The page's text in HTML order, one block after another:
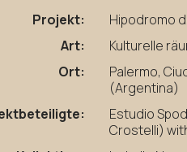
Step Light
Pollerleuchte
Wandleuchte
Projekt:
Hipodromo
Art:
Kulturelle
Ort:
Palermo,
(Argentina)
Estudio
Crostelli)